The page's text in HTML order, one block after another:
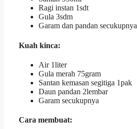
Ragi instan 1sdt
Gula 3sdm
Garam dan pandan secukupnya
Kuah kinca:
Air 1liter
Gula merah 75gram
Santan kemasan segitiga 1pak
Daun pandan 2lembar
Garam secukupnya
Cara membuat: